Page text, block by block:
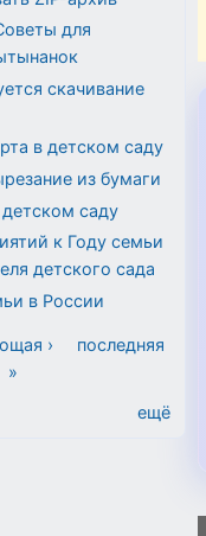
для
скачивание
в детском саду
из бумаги
саду
к Году семьи
детского сада
в России
›
последняя
»
ещё